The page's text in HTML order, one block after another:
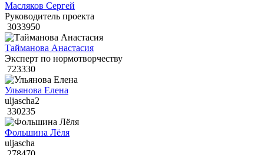
Масляков Сергей
Руководитель проекта
3033950
Тайманова Анастасия
Эксперт по нормотворчеству
723330
Ульянова Елена
uljascha2
330235
Фольшина Лёля
uljascha